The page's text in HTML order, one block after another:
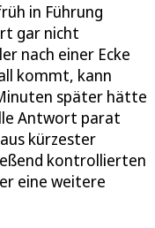
in Führung
gar nicht
nach einer Ecke
kommt, kann
später hätte
Antwort parat
kürzester
kontrollierten
eine weitere